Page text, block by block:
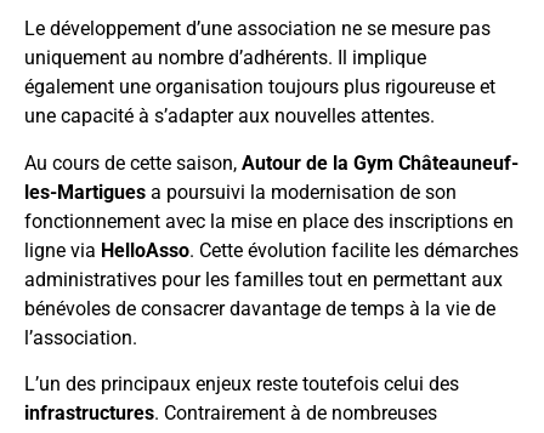
Le développement d’une association ne se mesure pas
uniquement au nombre d’adhérents. Il implique
également une organisation toujours plus rigoureuse et
une capacité à s’adapter aux nouvelles attentes.
Au cours de cette saison, Autour de la Gym Châteauneuf-
les-Martigues a poursuivi la modernisation de son
fonctionnement avec la mise en place des inscriptions en
ligne via HelloAsso. Cette évolution facilite les démarches
administratives pour les familles tout en permettant aux
bénévoles de consacrer davantage de temps à la vie de
l’association.
L’un des principaux enjeux reste toutefois celui des
infrastructures. Contrairement à de nombreuses